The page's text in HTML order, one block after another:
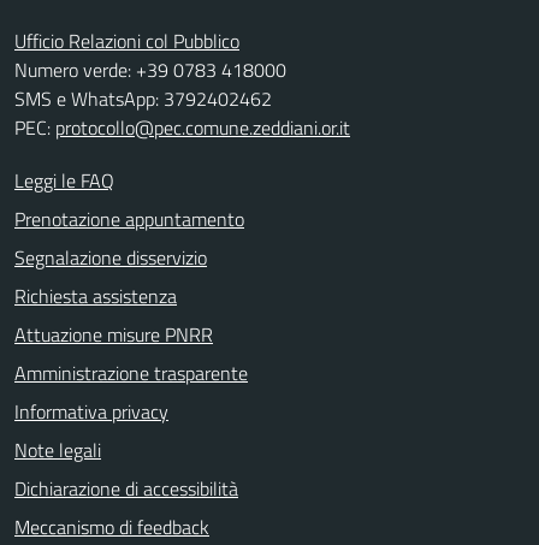
Ufficio Relazioni col Pubblico
Numero verde: +39 0783 418000
SMS e WhatsApp: 3792402462
PEC: protocollo@pec.comune.zeddiani.or.it
Leggi le FAQ
Prenotazione appuntamento
Segnalazione disservizio
Richiesta assistenza
Attuazione misure PNRR
Amministrazione trasparente
Informativa privacy
Note legali
Dichiarazione di accessibilità
Meccanismo di feedback